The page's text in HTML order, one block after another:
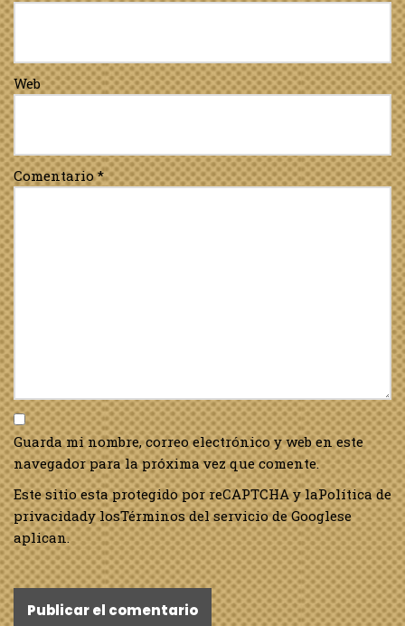
Web
Comentario*
Guarda mi nombre, correo electrónico y web en este
navegador para la próxima vez que comente.
Este sitio esta protegido por reCAPTCHA y laPolítica de
privacidady losTérminos del servicio de Googlese
aplican.